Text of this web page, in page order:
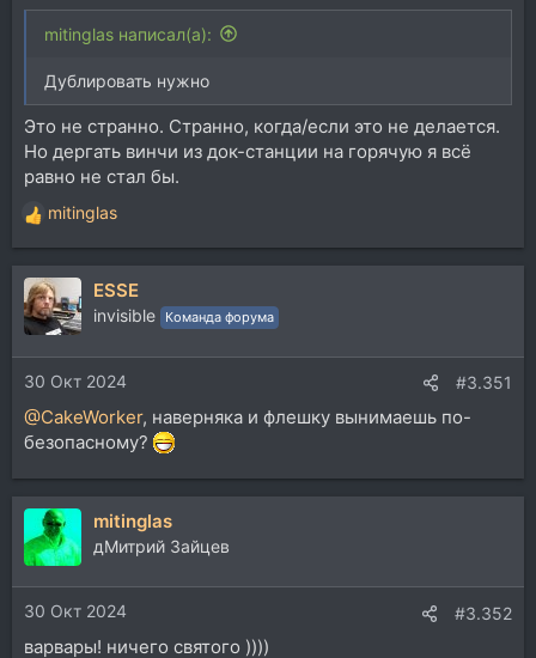
mitinglas написал(а):
Дублировать нужно
Это не странно. Странно, когда/если это не делается.
Но дергать винчи из док-станции на горячую я всё
равно не стал бы.
Р
е
а
к
ц
и
и
:
mitinglas
ESSE
invisible Команда форума
30 Окт 2024 #3.351
@CakeWorker, наверняка и флешку вынимаешь по-
безопасному?
mitinglas
дМитрий Зайцев
30 Окт 2024 #3.352
варвары! ничего святого ))))